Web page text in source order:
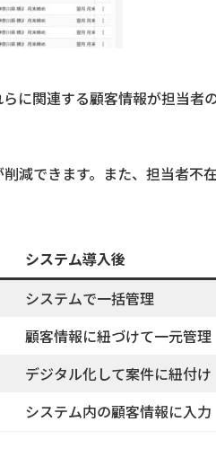
に関連する顧客情報が担当者
減できます。また、担当者不
システム導入後
システムで一括管理
顧客情報に紐づけて一元管理
デジタル化して案件に紐付け
システム内の顧客情報に入力